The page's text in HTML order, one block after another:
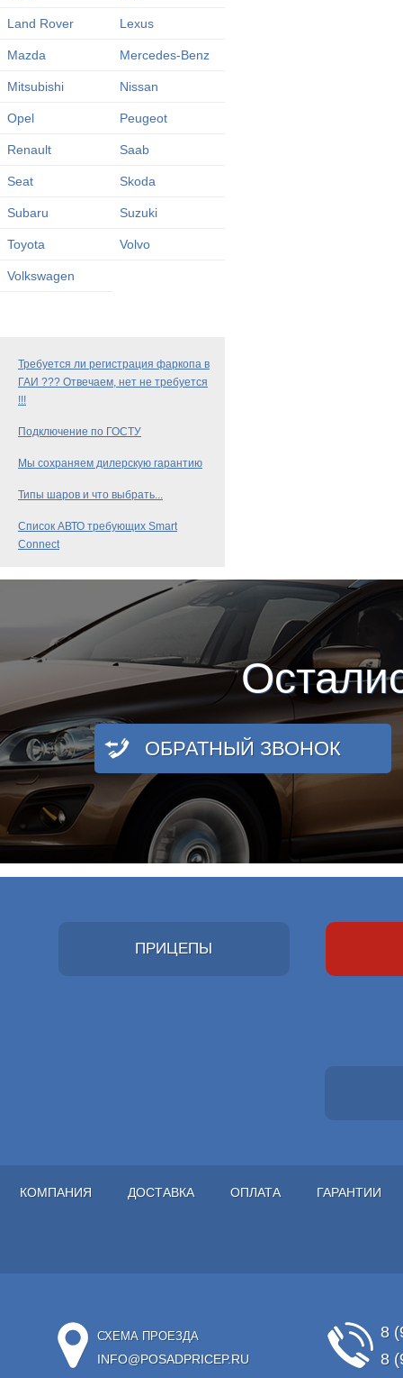
Land Rover Lexus
Mazda Mercedes-Benz
Mitsubishi Nissan
Opel Peugeot
Renault Saab
Seat Skoda
Subaru Suzuki
Toyota Volvo
Volkswagen
Требуется ли регистрация фаркопа в
ГАИ ??? Отвечаем, нет не требуется
!!!
Подключение по ГОСТУ
Мы сохраняем дилерскую гарантию
Типы шаров и что выбрать...
Список АВТО требующих Smart
Connect
ОБРАТНЫЙ ЗВОНОК
ПРИЦЕПЫ
КОМПАНИЯ ДОСТАВКА ОПЛАТА ГАРАНТИИ
СХЕМА ПРОЕЗДА
INFO@POSADPRICEP.RU
8
8